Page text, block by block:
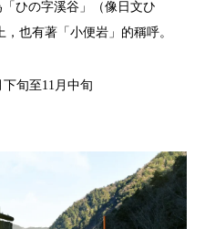
ひの字溪谷」（像日文ひ
也有著「小便岩」的稱呼。
旬至11月中旬